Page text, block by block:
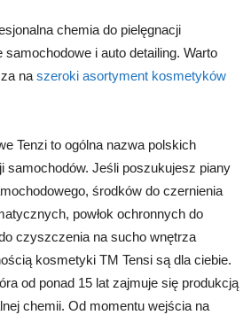
chemia do pielęgnacji
i auto detailing. Warto
na szeroki asortyment kosmetyków
Tenzi to ogólna nazwa polskich
samochodów. Jeśli poszukujesz piany
środków do czernienia
powłok ochronnych do
czyszczenia na sucho wnętrza
kosmetyki TM Tensi są dla ciebie.
od ponad 15 lat zajmuje się produkcją
chemii. Od momentu wejścia na